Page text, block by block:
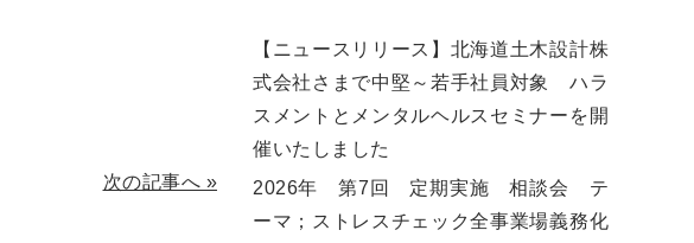
次の記事へ »
【ニュースリリース】北海道土木設計株
式会社さまで中堅～若手社員対象 ハラ
スメントとメンタルヘルスセミナーを開
催いたしました
2026年 第7回 定期実施 相談会 テ
ーマ；ストレスチェック全事業場義務化